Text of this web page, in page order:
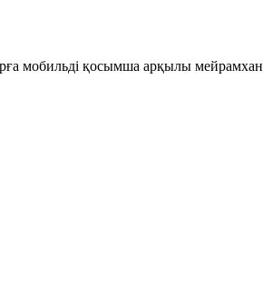
мобильді қосымша арқылы